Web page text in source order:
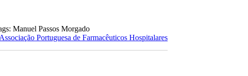
Manuel Passos Morgado
Portuguesa de Farmacêuticos Hospitalares